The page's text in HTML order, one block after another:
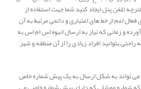
تلفن پنل ایجاد کنید شما جهت استفاده از
اعم از خط های اعتباری و دائمی مرتبط به آن
و زمانی که نیاز به ارسال انبوه اس ام اس به
بتوانید افراد زیادی را از آن منطقه و شهر
می تواند به شکل ارسال به یک پیش شماره خاص